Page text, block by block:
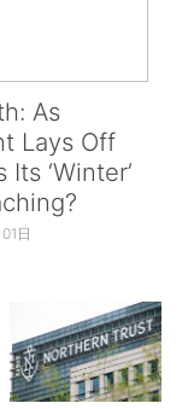
As
Lays Off
Its ‘Winter’
日